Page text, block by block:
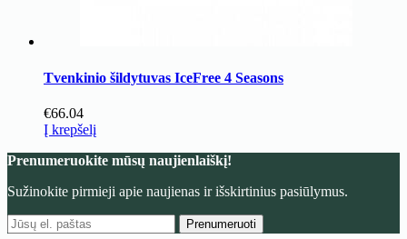
Tvenkinio šildytuvas IceFree 4 Seasons
€66.04
Į krepšelį
Prenumeruokite mūsų naujienlaiškį!
Sužinokite pirmieji apie naujienas ir išskirtinius pasiūlymus.
Prenumeruoti